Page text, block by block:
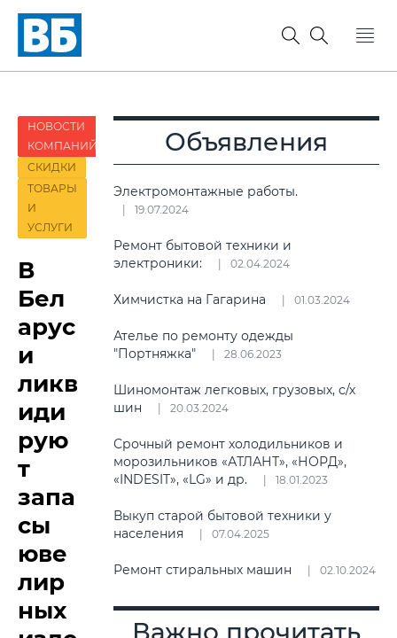
НОВОСТИ
КОМПАНИЙ
СКИДКИ
ТОВАРЫ
И
УСЛУГИ
В
Бел
арус
и
ликв
иди
рую
т
запа
сы
юве
лир
ных
Объявления
Электромонтажные работы.
19.07.2024
Ремонт бытовой техники и
электроники:
02.04.2024
Химчистка на Гагарина 01.03.2024
Ателье по ремонту одежды
"Портняжка"
28.06.2023
Шиномонтаж легковых, грузовых, с/х
шин
20.03.2024
Срочный ремонт холодильников и
морозильников «АТЛАНТ», «НОРД»,
«INDESIT», «LG» и др.
18.01.2023
Выкуп старой бытовой техники у
населения
07.04.2025
Ремонт стиральных машин 02.10.2024
Важно прочитать